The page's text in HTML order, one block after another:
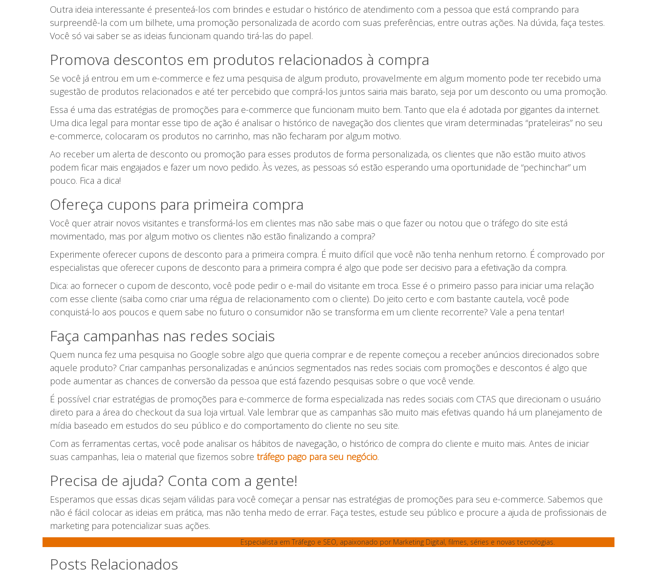
Outra ideia interessante é presenteá-los com brindes e estudar o histórico de atendimento com a pessoa que está comprando para
surpreendê-la com um bilhete, uma promoção personalizada de acordo com suas preferências, entre outras ações. Na dúvida, faça testes.
Você só vai saber se as ideias funcionam quando tirá-las do papel.
Promova descontos em produtos relacionados à compra
Se você já entrou em um e-commerce e fez uma pesquisa de algum produto, provavelmente em algum momento pode ter recebido uma
sugestão de produtos relacionados e até ter percebido que comprá-los juntos sairia mais barato, seja por um desconto ou uma promoção.
Essa é uma das estratégias de promoções para e-commerce que funcionam muito bem. Tanto que ela é adotada por gigantes da internet.
Uma dica legal para montar esse tipo de ação é analisar o histórico de navegação dos clientes que viram determinadas “prateleiras” no seu
e-commerce, colocaram os produtos no carrinho, mas não fecharam por algum motivo.
Ao receber um alerta de desconto ou promoção para esses produtos de forma personalizada, os clientes que não estão muito ativos
podem ficar mais engajados e fazer um novo pedido. Às vezes, as pessoas só estão esperando uma oportunidade de “pechinchar” um
pouco. Fica a dica!
Ofereça cupons para primeira compra
Você quer atrair novos visitantes e transformá-los em clientes mas não sabe mais o que fazer ou notou que o tráfego do site está
movimentado, mas por algum motivo os clientes não estão finalizando a compra?
Experimente oferecer cupons de desconto para a primeira compra. É muito difícil que você não tenha nenhum retorno. É comprovado por
especialistas que oferecer cupons de desconto para a primeira compra é algo que pode ser decisivo para a efetivação da compra.
Dica: ao fornecer o cupom de desconto, você pode pedir o e-mail do visitante em troca. Esse é o primeiro passo para iniciar uma relação
com esse cliente (saiba como criar uma régua de relacionamento com o cliente). Do jeito certo e com bastante cautela, você pode
conquistá-lo aos poucos e quem sabe no futuro o consumidor não se transforma em um cliente recorrente? Vale a pena tentar!
Faça campanhas nas redes sociais
Quem nunca fez uma pesquisa no Google sobre algo que queria comprar e de repente começou a receber anúncios direcionados sobre
aquele produto? Criar campanhas personalizadas e anúncios segmentados nas redes sociais com promoções e descontos é algo que
pode aumentar as chances de conversão da pessoa que está fazendo pesquisas sobre o que você vende.
É possível criar estratégias de promoções para e-commerce de forma especializada nas redes sociais com CTAS que direcionam o usuário
direto para a área do checkout da sua loja virtual. Vale lembrar que as campanhas são muito mais efetivas quando há um planejamento de
mídia baseado em estudos do seu público e do comportamento do cliente no seu site.
Com as ferramentas certas, você pode analisar os hábitos de navegação, o histórico de compra do cliente e muito mais. Antes de iniciar
suas campanhas, leia o material que fizemos sobre tráfego pago para seu negócio.
Precisa de ajuda? Conta com a gente!
Esperamos que essas dicas sejam válidas para você começar a pensar nas estratégias de promoções para seu e-commerce. Sabemos que
não é fácil colocar as ideias em prática, mas não tenha medo de errar. Faça testes, estude seu público e procure a ajuda de profissionais de
marketing para potencializar suas ações.
Especialista em Tráfego e SEO, apaixonado por Marketing Digital, filmes, séries e novas tecnologias.
Posts Relacionados